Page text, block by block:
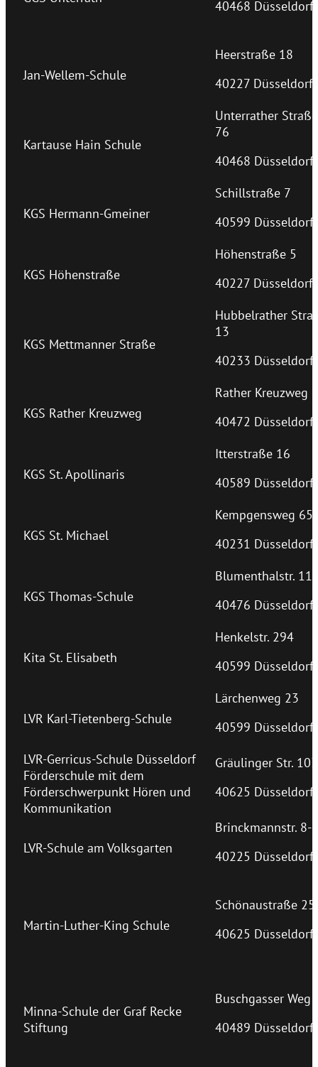
40468 Düsseldorf
Jan-Wellem-Schule
Heerstraße 18
40227 Düsseldorf
Kartause Hain Schule
Unterrather Straße
76
40468 Düsseldorf
KGS Hermann-Gmeiner
Schillstraße 7
40599 Düsseldorf
KGS Höhenstraße
Höhenstraße 5
40227 Düsseldorf
KGS Mettmanner Straße
Hubbelrather
13
40233 Düsseldorf
KGS Rather Kreuzweg
Rather Kreuzweg
40472 Düsseldorf
KGS St. Apollinaris
Itterstraße 16
40589 Düsseldorf
KGS St. Michael
Kempgensweg 65
40231 Düsseldorf
KGS Thomas-Schule
Blumenthalstr. 11
40476 Düsseldorf
Kita St. Elisabeth
Henkelstr. 294
40599 Düsseldorf
LVR Karl-Tietenberg-Schule
Lärchenweg 23
40599 Düsseldorf
LVR-Gerricus-Schule Düsseldorf
Förderschule mit dem
Förderschwerpunkt Hören und
Kommunikation
Gräulinger Str. 103
40625 Düsseldorf
LVR-Schule am Volksgarten
Brinckmannstr. 8-
40225 Düsseldorf
Martin-Luther-King Schule
Schönaustraße 25
40625 Düsseldorf
Minna-Schule der Graf Recke
Stiftung
Buschgasser Weg
40489 Düsseldorf